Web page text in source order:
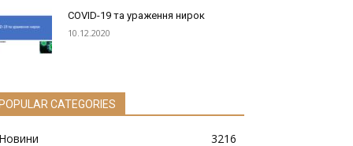
COVID-19 та ураження нирок
10.12.2020
POPULAR CATEGORIES
Новини
3216